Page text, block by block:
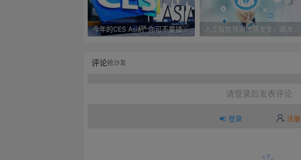
今年的CES Asia，你可不要错过这些自动驾驶看点
评论抢沙发
请登录后发表评论
登录 注册